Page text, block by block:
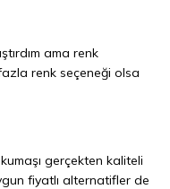
ama renk
renk seçeneği olsa
gerçekten kaliteli
fiyatlı alternatifler de